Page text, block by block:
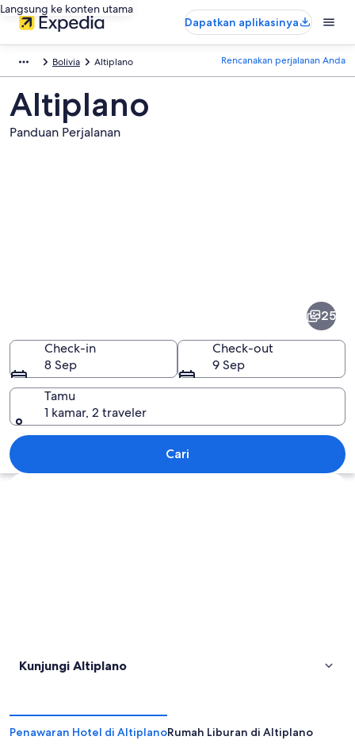
Langsung ke konten utama
Dapatkan aplikasinya
Bolivia Altiplano Rencanakan perjalanan Anda
Altiplano
Panduan Perjalanan
25
Check-in
8 Sep
Check-out
9 Sep
Tamu
1 kamar, 2 traveler
Cari
Jelajahi peta
Kunjungi Altiplano
Penawaran Hotel di AltiplanoRumah Liburan di Altiplano